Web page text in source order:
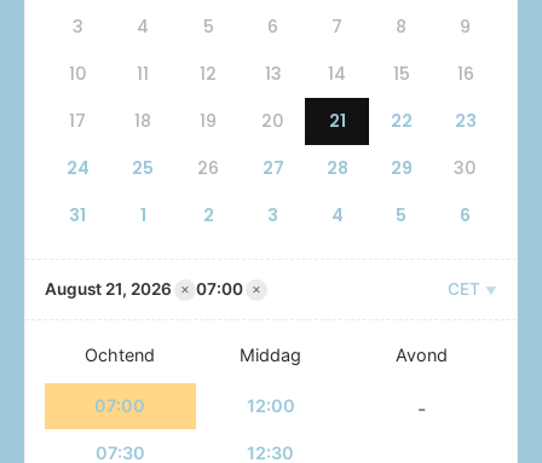
3
4 5 6 7 8
9
10
11 12 13 14 15
16
17
18 19 20 21 22
23
24
25 26 27 28 29
30
31
1 2 3 4 5 6
August 21, 2026 × 07:00 × CET
Ochtend
07:00
07:30
Middag
12:00
12:30
Avond
-